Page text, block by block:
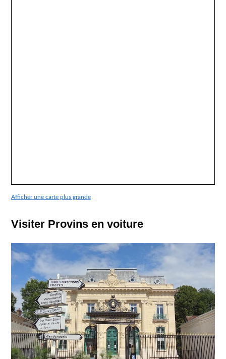
Afficher une carte plus grande
Visiter Provins en voiture